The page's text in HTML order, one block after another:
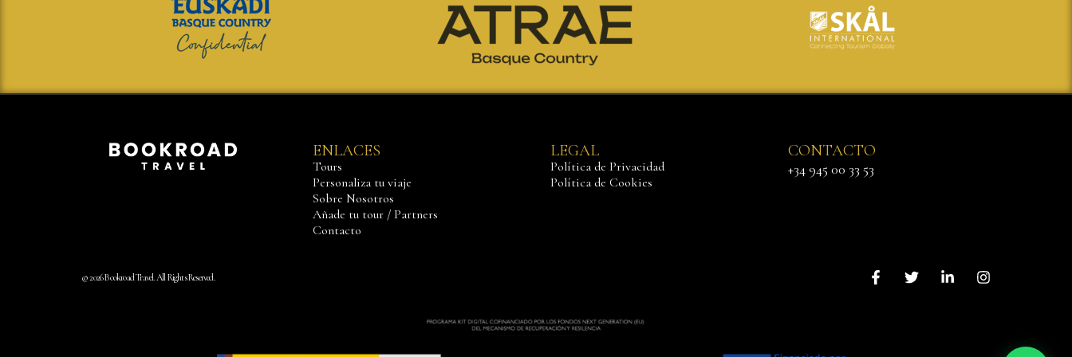
ENLACES
Tours
Personaliza tu viaje
Sobre Nosotros
Añade tu tour / Partners
Contacto
LEGAL
Política de Privacidad
Política de Cookies
CONTACTO
+34 945 00 33 53
© 2026 Bookroad Travel. All Rights Reserved.